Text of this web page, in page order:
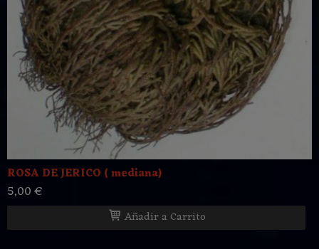
ROSA DE JERICO ( mediana)
5,00 €
Añadir a Carrito